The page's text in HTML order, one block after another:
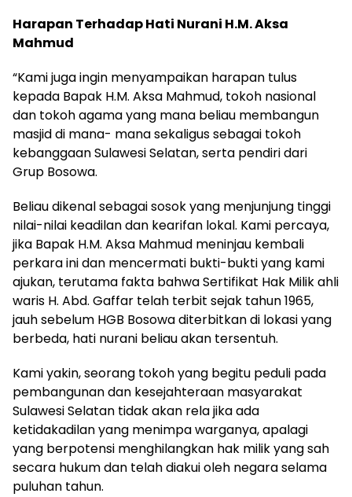
Harapan Terhadap Hati Nurani H.M. Aksa
Mahmud
“Kami juga ingin menyampaikan harapan tulus
kepada Bapak H.M. Aksa Mahmud, tokoh nasional
dan tokoh agama yang mana beliau membangun
masjid di mana- mana sekaligus sebagai tokoh
kebanggaan Sulawesi Selatan, serta pendiri dari
Grup Bosowa.
Beliau dikenal sebagai sosok yang menjunjung tinggi
nilai-nilai keadilan dan kearifan lokal. Kami percaya,
jika Bapak H.M. Aksa Mahmud meninjau kembali
perkara ini dan mencermati bukti-bukti yang kami
ajukan, terutama fakta bahwa Sertifikat Hak Milik ahli
waris H. Abd. Gaffar telah terbit sejak tahun 1965,
jauh sebelum HGB Bosowa diterbitkan di lokasi yang
berbeda, hati nurani beliau akan tersentuh.
Kami yakin, seorang tokoh yang begitu peduli pada
pembangunan dan kesejahteraan masyarakat
Sulawesi Selatan tidak akan rela jika ada
ketidakadilan yang menimpa warganya, apalagi
yang berpotensi menghilangkan hak milik yang sah
secara hukum dan telah diakui oleh negara selama
puluhan tahun.